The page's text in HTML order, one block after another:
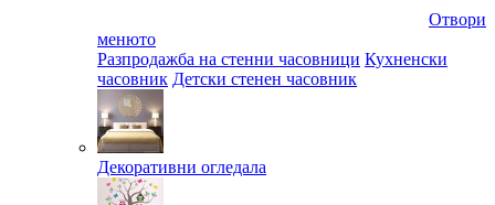
Отвори
менюто
Разпродажба на стенни часовници Кухненски
часовник Детски стенен часовник
Декоративни огледала